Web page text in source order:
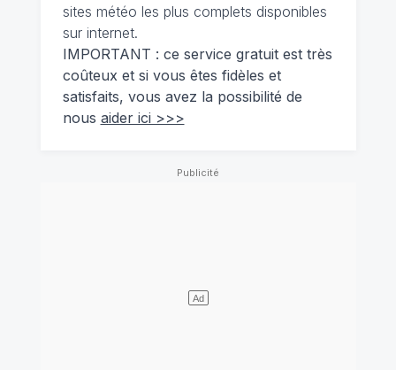
sites météo les plus complets disponibles
sur internet.
IMPORTANT : ce service gratuit est très
coûteux et si vous êtes fidèles et
satisfaits, vous avez la possibilité de
nous aider ici >>>